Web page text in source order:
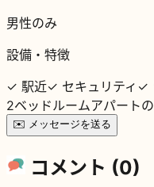
男性のみ
設備・特徴
✓ 駅近✓ セキュリティ ✓
2ベッドルームアパート
✉️ メッセージを送る
コメント (0)